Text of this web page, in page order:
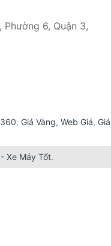
Phường 6, Quận 3,
, Giá Vàng, Web Giá, Giá
- Xe Máy Tốt.